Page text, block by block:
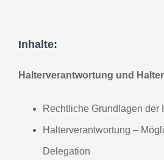
Inhalte:
Halterverantwortung und
Rechtliche Grundlagen der
Halterverantwortung –
Delegation